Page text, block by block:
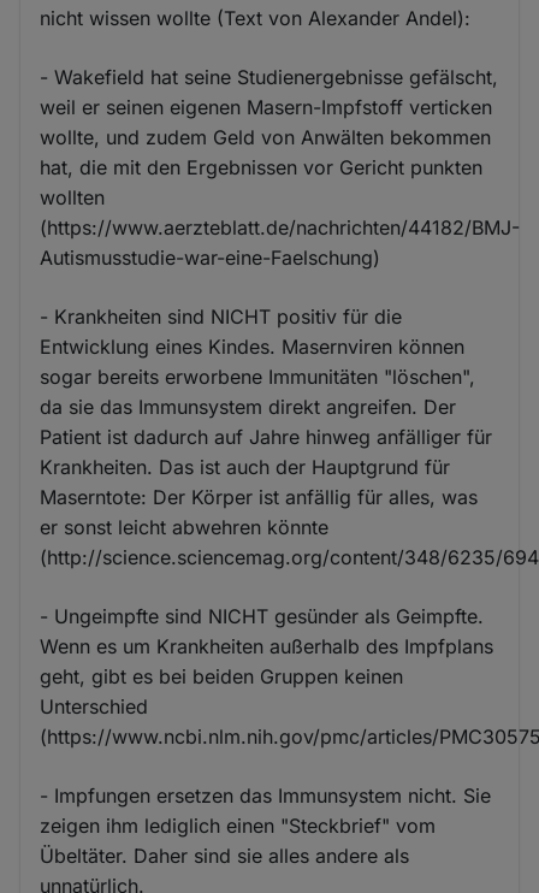
nicht wissen wollte (Text von Alexander Andel):
- Wakefield hat seine Studienergebnisse gefälscht,
weil er seinen eigenen Masern-Impfstoff verticken
wollte, und zudem Geld von Anwälten bekommen
hat, die mit den Ergebnissen vor Gericht punkten
wollten
(https://www.aerzteblatt.de/nachrichten/44182/BMJ-
Autismusstudie-war-eine-Faelschung)
- Krankheiten sind NICHT positiv für die
Entwicklung eines Kindes. Masernviren können
sogar bereits erworbene Immunitäten "löschen",
da sie das Immunsystem direkt angreifen. Der
Patient ist dadurch auf Jahre hinweg anfälliger für
Krankheiten. Das ist auch der Hauptgrund für
Maserntote: Der Körper ist anfällig für alles, was
er sonst leicht abwehren könnte
(http://science.sciencemag.org/content/348/6235/
- Ungeimpfte sind NICHT gesünder als Geimpfte.
Wenn es um Krankheiten außerhalb des Impfplans
geht, gibt es bei beiden Gruppen keinen
Unterschied
(https://www.ncbi.nlm.nih.gov/pmc/articles/
- Impfungen ersetzen das Immunsystem nicht. Sie
zeigen ihm lediglich einen "Steckbrief" vom
Übeltäter. Daher sind sie alles andere als
unnatürlich.